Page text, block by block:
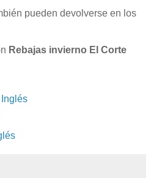
pueden devolverse en los
Rebajas invierno El Corte